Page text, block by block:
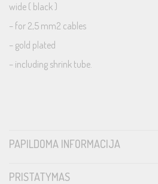
wide ( black )
– for 2,5 mm2 cables
– gold plated
– including shrink tube.
PAPILDOMA INFORMACIJA
PRISTATYMAS